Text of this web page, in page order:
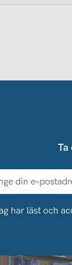
Ta
har läst och